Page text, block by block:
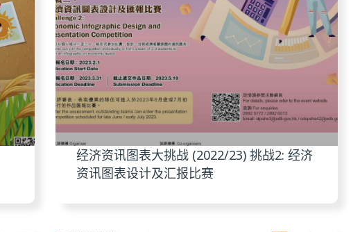
经济资讯图表大挑战 (2022/23) 挑战2: 经济
资讯图表设计及汇报比赛